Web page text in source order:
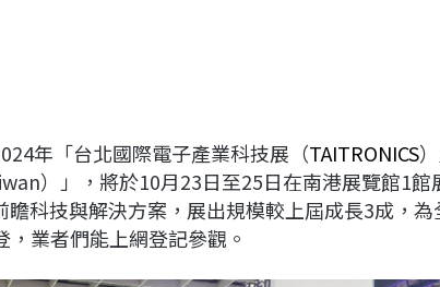
年「台北國際電子產業科技展（TAITRONICS
）」，將於10月23日至25日在南港展覽館1館
瞻科技與解決方案，展出規模較上屆成長3成，
業者們能上網登記參觀。